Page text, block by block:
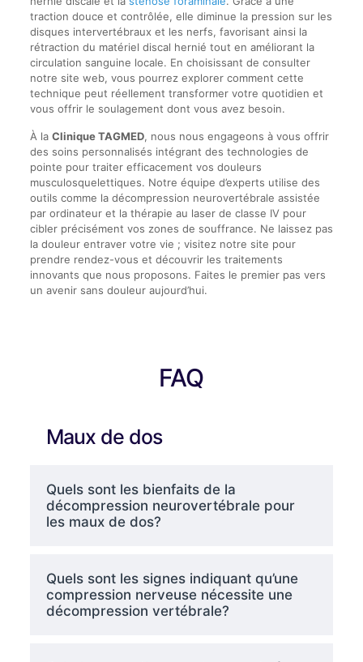
traction douce et contrôlée, elle diminue la pression sur les
disques intervertébraux et les nerfs, favorisant ainsi la
rétraction du matériel discal hernié tout en améliorant la
circulation sanguine locale. En choisissant de consulter
notre site web, vous pourrez explorer comment cette
technique peut réellement transformer votre quotidien et
vous offrir le soulagement dont vous avez besoin.
À la Clinique TAGMED, nous nous engageons à vous offrir
des soins personnalisés intégrant des technologies de
pointe pour traiter efficacement vos douleurs
musculosquelettiques. Notre équipe d’experts utilise des
outils comme la décompression neurovertébrale assistée
par ordinateur et la thérapie au laser de classe IV pour
cibler précisément vos zones de souffrance. Ne laissez pas
la douleur entraver votre vie ; visitez notre site pour
prendre rendez-vous et découvrir les traitements
innovants que nous proposons. Faites le premier pas vers
un avenir sans douleur aujourd’hui.
FAQ
Maux de dos
Quels sont les bienfaits de la
décompression neurovertébrale pour
les maux de dos?
Quels sont les signes indiquant qu’une
compression nerveuse nécessite une
décompression vertébrale?